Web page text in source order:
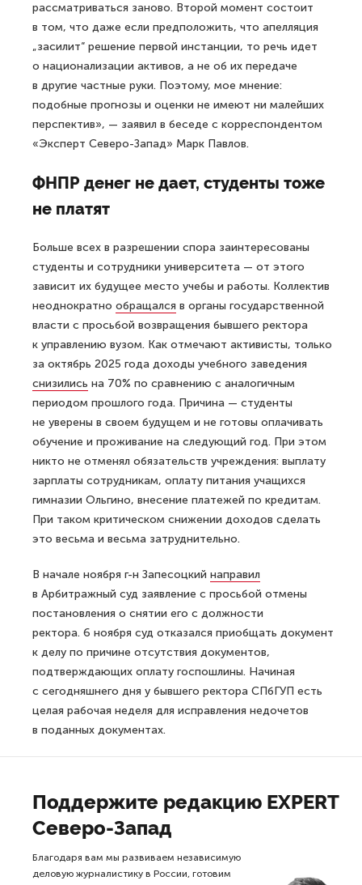
рассматриваться заново. Второй момент состоит
в том, что даже если предположить, что апелляция
„засилит“ решение первой инстанции, то речь идет
о национализации активов, а не об их передаче
в другие частные руки. Поэтому, мое мнение:
подобные прогнозы и оценки не имеют ни малейших
перспектив», — заявил в беседе с корреспондентом
«Эксперт Северо-Запад» Марк Павлов.
ФНПР денег не дает, студенты тоже
не платят
Больше всех в разрешении спора заинтересованы
студенты и сотрудники университета — от этого
зависит их будущее место учебы и работы. Коллектив
неоднократно обращался в органы государственной
власти с просьбой возвращения бывшего ректора
к управлению вузом. Как отмечают активисты, только
за октябрь 2025 года доходы учебного заведения
снизились на 70% по сравнению с аналогичным
периодом прошлого года. Причина — студенты
не уверены в своем будущем и не готовы оплачивать
обучение и проживание на следующий год. При этом
никто не отменял обязательств учреждения: выплату
зарплаты сотрудникам, оплату питания учащихся
гимназии Ольгино, внесение платежей по кредитам.
При таком критическом снижении доходов сделать
это весьма и весьма затруднительно.
В начале ноября г-н Запесоцкий направил
в Арбитражный суд заявление с просьбой отмены
постановления о снятии его с должности
ректора. 6 ноября суд отказался приобщать документ
к делу по причине отсутствия документов,
подтверждающих оплату госпошлины. Начиная
с сегодняшнего дня у бывшего ректора СПбГУП есть
целая рабочая неделя для исправления недочетов
в поданных документах.
Поддержите редакцию EXPERT
Северо-Запад
Благодаря вам мы развиваем независимую
деловую журналистику в России, готовим